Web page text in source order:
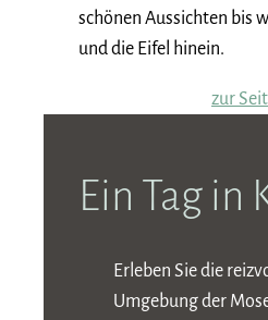
schönen Aussichten bis
und die Eifel hinein.
zur
Ein Tag in
Erleben Sie die
Umgebung der